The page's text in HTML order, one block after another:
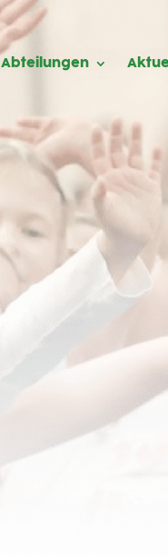
Abteilungen